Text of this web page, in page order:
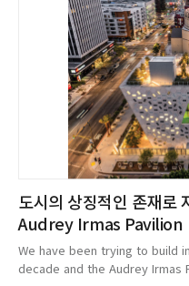
도시의 상징적인 존재로
Audrey Irmas Pavilion
We have been trying to build
decade and the Audrey Irmas